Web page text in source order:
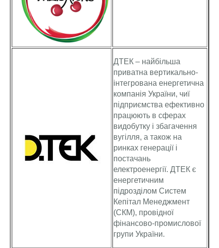
ДТЕК – найбільша
приватна вертикально-
інтегрована енергетична
компанія України, чиї
підприємства ефективно
працюють в сферах
видобутку і збагачення
вугілля, а також на
ринках генерації і
постачань
електроенергії. ДТЕК є
енергетичним
підрозділом Систем
Кепітал Менеджмент
(СКМ), провідної
фінансово-промислової
групи України.